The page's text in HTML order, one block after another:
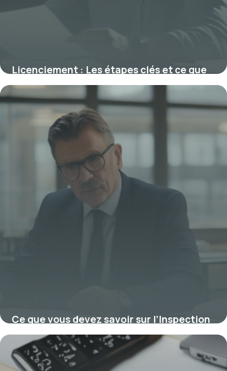
Licenciement : Les étapes clés et ce que
vous devez savoir sur la rupture du
contrat
16 octobre 2025
Ce que vous devez savoir sur l’Inspection
du Travail en France
13 octobre 2025